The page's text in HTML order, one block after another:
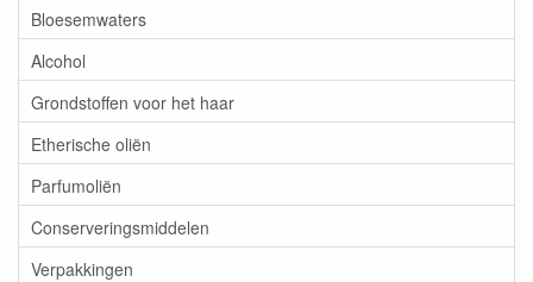
Bloesemwaters
Alcohol
Grondstoffen voor het haar
Etherische oliën
Parfumoliën
Conserveringsmiddelen
Verpakkingen